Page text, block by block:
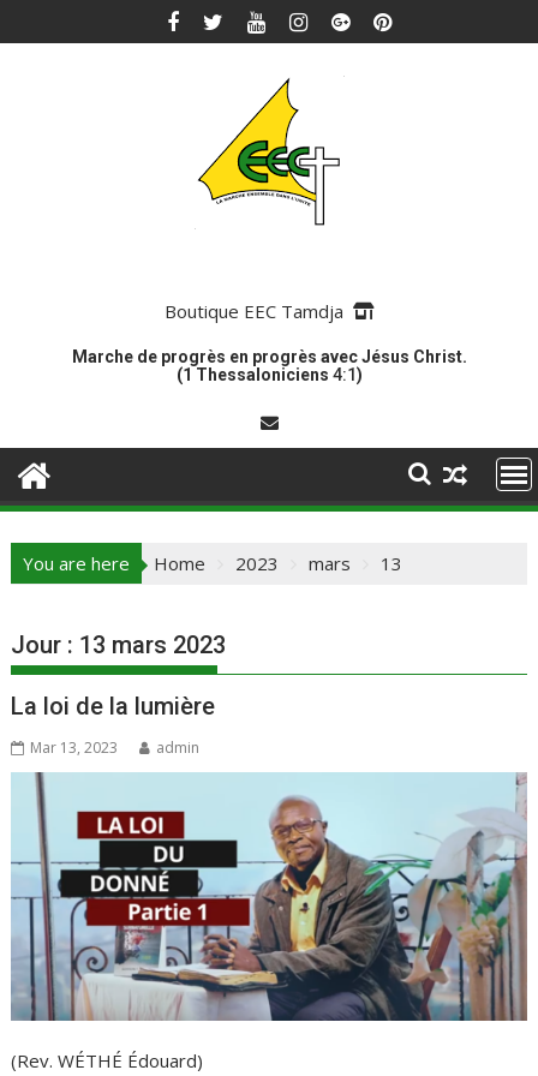
to
Boutique EEC Tamdja
Marche de progrès en progrès avec Jésus Christ.
(1 Thessaloniciens 4:1)
You are here Home 2023 mars 13
Jour : 13 mars 2023
La loi de la lumière
Mar 13, 2023 admin
(Rev. WÉTHÉ Édouard)